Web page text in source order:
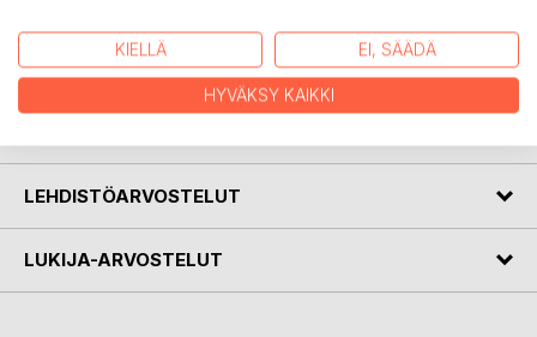
urhoollinen: tämä kirja ei ole ruuansulatushäiriö, tässä
kirjassa saadaan valmiiksi!
LEHDISTÖARVOSTELUT
LUKIJA-ARVOSTELUT
KIELLÄ EI, SÄÄDÄ
HYVÄKSY KAIKKI